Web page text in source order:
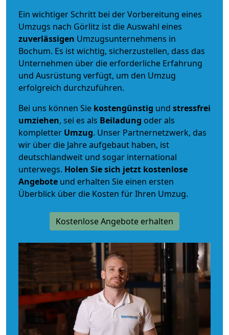
Ein wichtiger Schritt bei der Vorbereitung eines
Umzugs nach Görlitz ist die Auswahl eines
zuverlässigen Umzugsunternehmens in
Bochum. Es ist wichtig, sicherzustellen, dass das
Unternehmen über die erforderliche Erfahrung
und Ausrüstung verfügt, um den Umzug
erfolgreich durchzuführen.
Bei uns können Sie kostengünstig und stressfrei
umziehen, sei es als Beiladung oder als
kompletter Umzug. Unser Partnernetzwerk, das
wir über die Jahre aufgebaut haben, ist
deutschlandweit und sogar international
unterwegs. Holen Sie sich jetzt kostenlose
Angebote und erhalten Sie einen ersten
Überblick über die Kosten für Ihren Umzug.
Kostenlose Angebote erhalten